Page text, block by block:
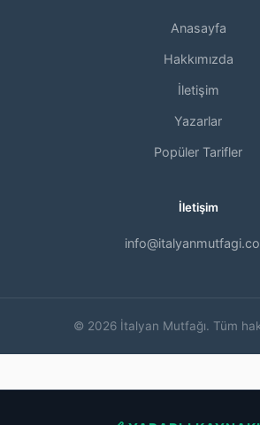
Anasayfa
Hakkımızda
İletişim
Yazarlar
Popüler Tarifler
İletişim
© 2026 İtalyan Mutfağı. Tüm